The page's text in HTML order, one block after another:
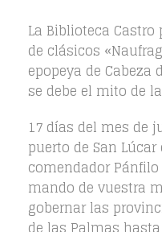
La Biblioteca
de clásicos
epopeya de Cabeza
se debe el mito de
17 días del mes de
puerto de San
comendador
mando de vuestra
gobernar las